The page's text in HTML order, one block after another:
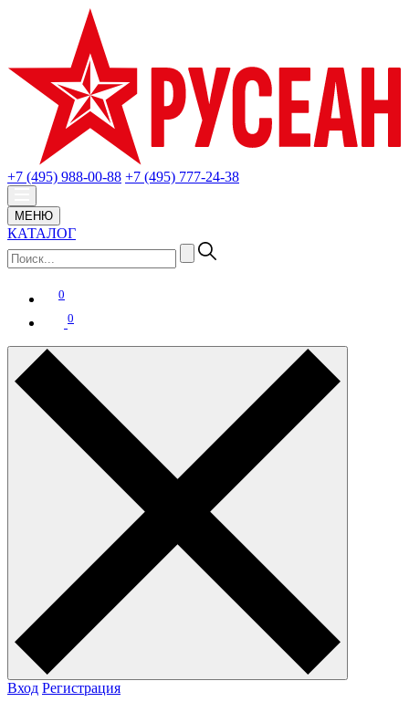
+7 (495) 988-00-88 +7 (495) 777-24-38
МЕНЮ
КАТАЛОГ
0
0
Вход Регистрация